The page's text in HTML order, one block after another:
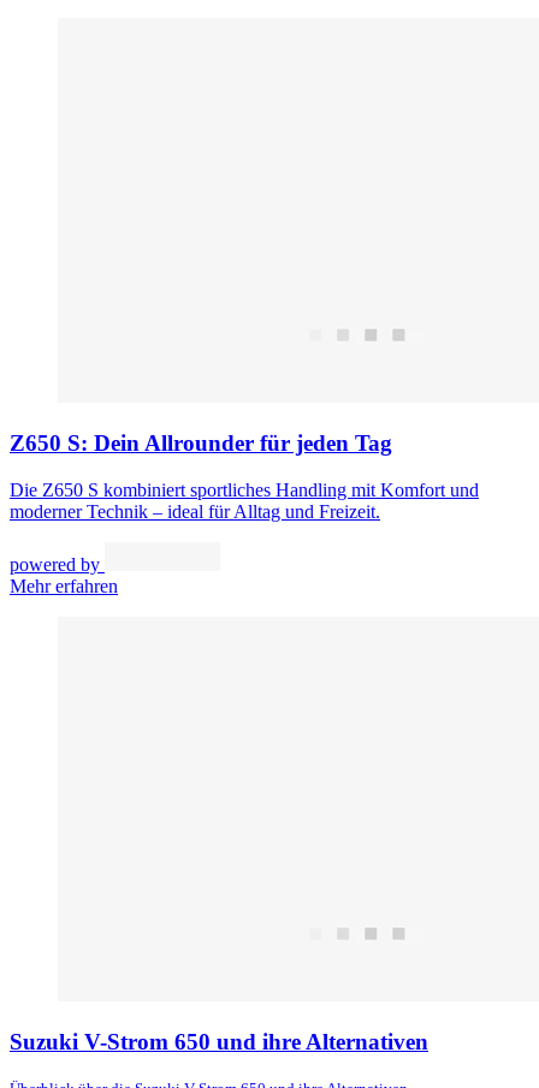
Z650 S: Dein Allrounder für jeden Tag
Die Z650 S kombiniert sportliches Handling mit Komfort und
moderner Technik – ideal für Alltag und Freizeit.
powered by
Mehr erfahren
Suzuki V-Strom 650 und ihre Alternativen